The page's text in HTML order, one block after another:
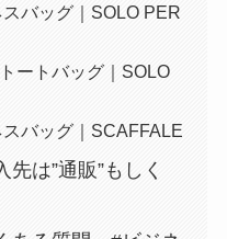
バッグ｜SOLO PER
ートバッグ｜SOLO
バッグ｜SCAFFALE
先は”通販”もしく